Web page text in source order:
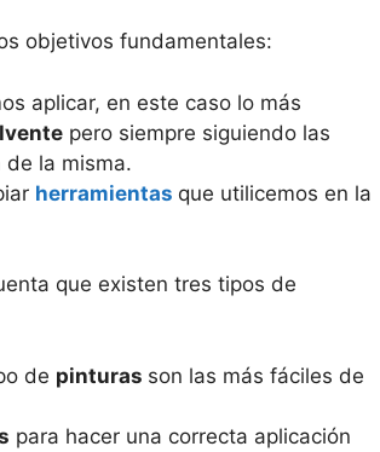
objetivos fundamentales:
aplicar, en este caso lo más
pero siempre siguiendo las
de la misma.
herramientas que utilicemos en la
que existen tres tipos de
de pinturas son las más fáciles de
para hacer una correcta aplicación